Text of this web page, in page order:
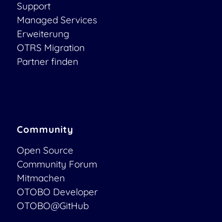
Support
Managed Services
Erweiterung
OTRS Migration
Partner finden
Community
Open Source
Community Forum
Mitmachen
OTOBO Developer
OTOBO@GitHub